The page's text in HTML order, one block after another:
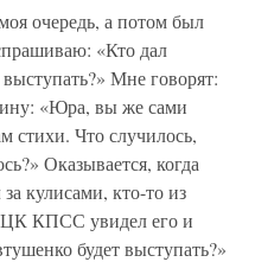
очередь, а потом был
«Кто дал
Мне говорят:
«Юра, вы же сами
стихи. Что случилось,
Оказывается, когда
кулисами, кто-то из
ЦК КПСС увидел его и
будет выступать?»